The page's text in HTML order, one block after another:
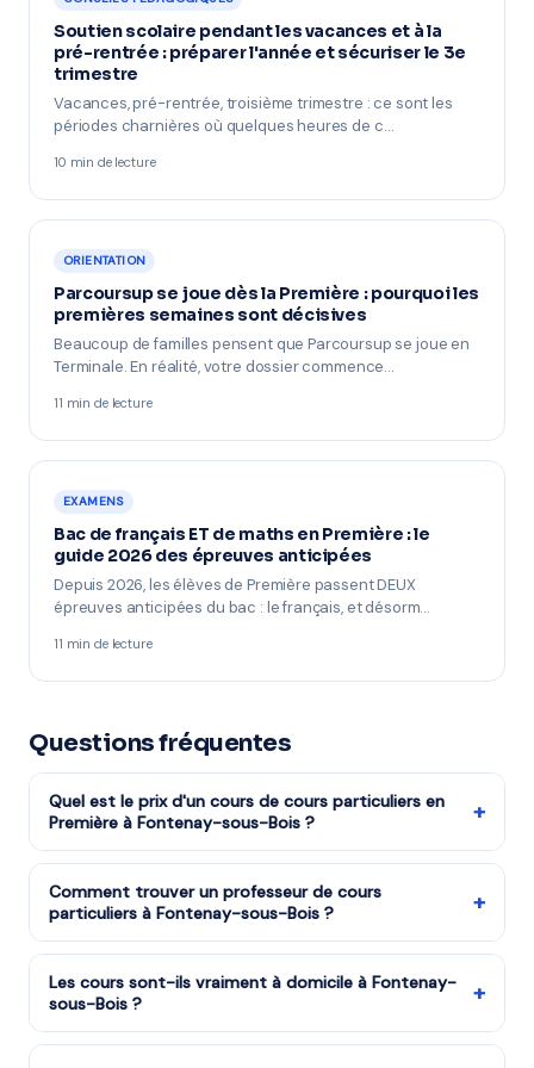
Soutien scolaire pendant les vacances et à la
pré-rentrée : préparer l'année et sécuriser le 3e
trimestre
Vacances, pré-rentrée, troisième trimestre : ce sont les
périodes charnières où quelques heures de c…
10 min de lecture
ORIENTATION
Parcoursup se joue dès la Première : pourquoi les
premières semaines sont décisives
Beaucoup de familles pensent que Parcoursup se joue en
Terminale. En réalité, votre dossier commence…
11 min de lecture
EXAMENS
Bac de français ET de maths en Première : le
guide 2026 des épreuves anticipées
Depuis 2026, les élèves de Première passent DEUX
épreuves anticipées du bac : le français, et désorm…
11 min de lecture
Questions fréquentes
Quel est le prix d'un cours de cours particuliers en
Première à Fontenay-sous-Bois ?
+
Les cours de cours particuliers niveau Première
reviennent à partir de 17,50€/h après réduction
d'impôts (soit 35€/h avant déduction). La mise en
relation via mon-prof.fr est gratuite.
Comment trouver un professeur de cours
particuliers à Fontenay-sous-Bois ?
+
Remplissez notre formulaire en 2 minutes. Notre équipe
vous met en relation avec notre organisme partenaire
à Fontenay-sous-Bois et vous recevez des
propositions en moins d'une heure. Service gratuit et
Les cours sont-ils vraiment à domicile à Fontenay-
sous-Bois ?
+
Oui, tous les cours sont dispensés à votre domicile à